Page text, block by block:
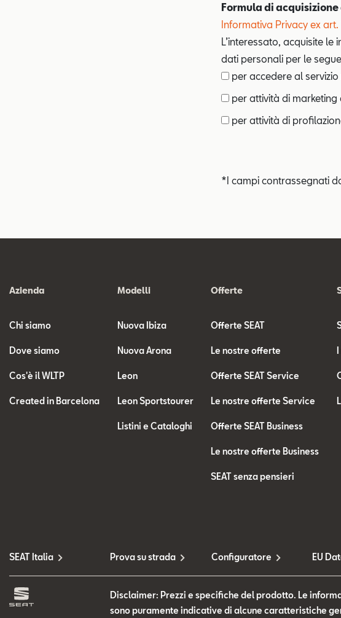
Formula di
Informativa Privacy ex art.
L’interessato, acquisite
dati personali per le
per accedere al servizio
per attività di marketing
per attività di
*I campi contrassegnati
Azienda
Chi siamo
Dove siamo
Cos'è il WLTP
Created in Barcelona
Modelli
Nuova Ibiza
Nuova Arona
Leon
Leon Sportstourer
Listini e Cataloghi
Offerte
Offerte SEAT
Le nostre offerte
Offerte SEAT Service
Le nostre offerte Service
Offerte SEAT Business
Le nostre offerte Business
SEAT senza pensieri
SEAT Italia Prova su strada Configuratore EU
Disclaimer: Prezzi e specifiche del prodotto. Le
sono puramente indicative di alcune caratteristiche